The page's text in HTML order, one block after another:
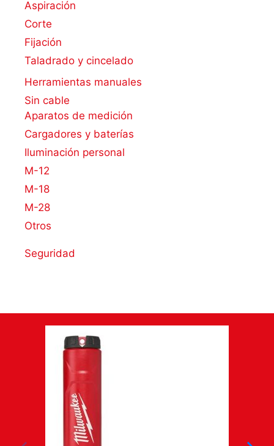
Aspiración
Corte
Fijación
Taladrado y cincelado
Herramientas manuales
Sin cable
Aparatos de medición
Cargadores y baterías
Iluminación personal
M-12
M-18
M-28
Otros
Seguridad